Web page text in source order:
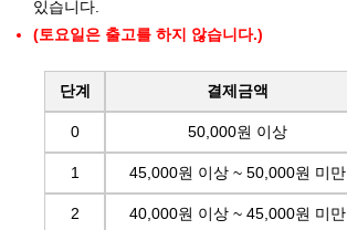
있습니다.
(토요일은 출고를 하지 않습니다.)
단계 결제금액
0 50,000원 이상
1 45,000원 이상 ~ 50,000원 미만
2 40,000원 이상 ~ 45,000원 미만